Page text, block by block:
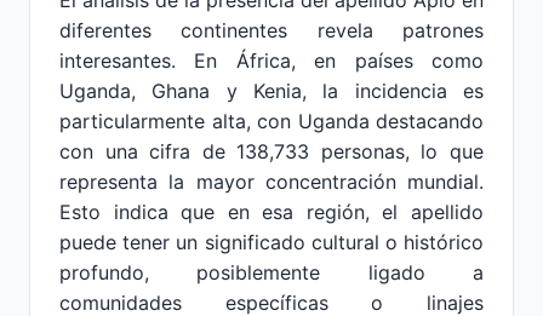
diferentes continentes revela patrones
interesantes. En África, en países como
Uganda, Ghana y Kenia, la incidencia es
particularmente alta, con Uganda destacando
con una cifra de 138,733 personas, lo que
representa la mayor concentración mundial.
Esto indica que en esa región, el apellido
puede tener un significado cultural o histórico
profundo, posiblemente ligado a
comunidades específicas o linajes